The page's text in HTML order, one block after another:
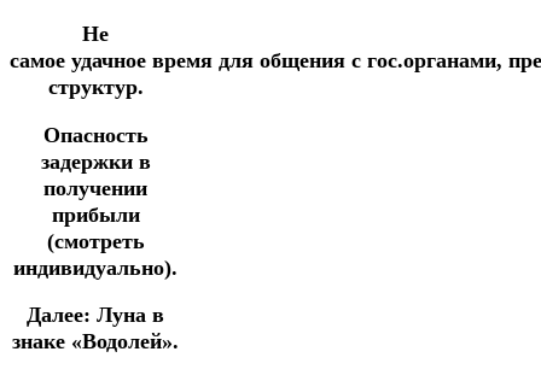
Не
самое удачное время для общения с гос.органами,
структур.
Опасность
задержки в
получении
прибыли
(смотреть
индивидуально).
Далее: Луна в
знаке «Водолей».